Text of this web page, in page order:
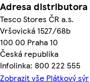
Adresa distributora
Tesco Stores ČR a.s.
Vršovická 1527/68b
100 00 Praha 10
Česká republika
Infolinka: 800 222 555
Zobrazit vše Plátkový sýr